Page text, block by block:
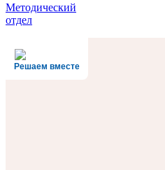
Методический
отдел
Решаем вместе